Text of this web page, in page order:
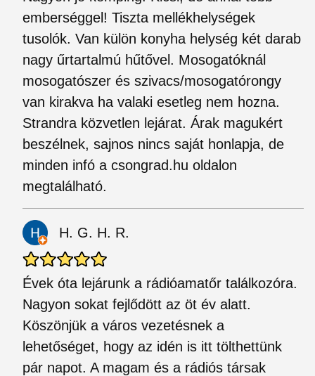
emberséggel! Tiszta mellékhelységek
tusolók. Van külön konyha helység két darab
nagy űrtartalmú hűtővel. Mosogatóknál
mosogatószer és szivacs/mosogatórongy
van kirakva ha valaki esetleg nem hozna.
Strandra közvetlen lejárat. Árak magukért
beszélnek, sajnos nincs saját honlapja, de
minden infó a csongrad.hu oldalon
megtalálható.
H. G. H. R.
Évek óta lejárunk a rádióamatőr találkozóra.
Nagyon sokat fejlődött az öt év alatt.
Köszönjük a város vezetésnek a
lehetőséget, hogy az idén is itt tölthettünk
pár napot. A magam és a rádiós társak